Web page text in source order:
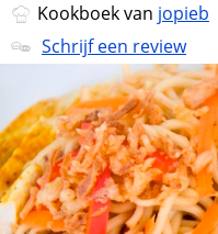
Kookboek van jopieb
Schrijf een review